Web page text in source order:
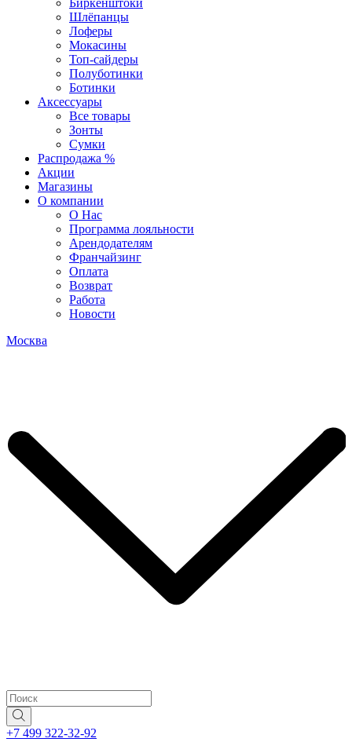
Биркенштоки
Шлёпанцы
Лоферы
Мокасины
Топ-сайдеры
Полуботинки
Ботинки
Аксессуары
Все товары
Зонты
Сумки
Распродажа %
Акции
Магазины
О компании
О Нас
Программа лояльности
Арендодателям
Франчайзинг
Оплата
Возврат
Работа
Новости
Москва
+7 499 322-32-92